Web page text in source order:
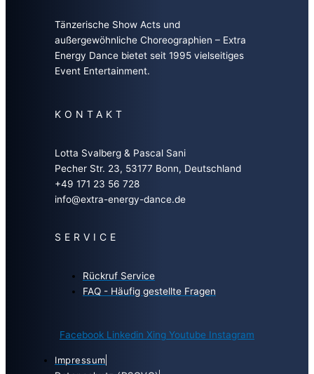
Tänzerische Show Acts und
außergewöhnliche Choreographien – Extra
Energy Dance bietet seit 1995 vielseitiges
Event Entertainment.
KONTAKT
Lotta Svalberg & Pascal Sani
Pecher Str. 23, 53177 Bonn, Deutschland
+49 171 23 56 728
info@extra-energy-dance.de
SERVICE
Rückruf Service
FAQ - Häufig gestellte Fragen
Facebook Linkedin Xing Youtube Instagram
Impressum